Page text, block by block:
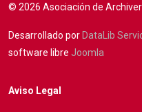
© 2026 Asociación de
Desarrollado por DataLib
software libre Joomla
Aviso Legal